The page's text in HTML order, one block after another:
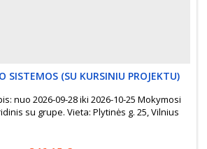
SISTEMOS (SU KURSINIU PROJEKTU)
nuo 2026-09-28 iki 2026-10-25 Mokymosi
su grupe. Vieta: Plytinės g. 25, Vilnius